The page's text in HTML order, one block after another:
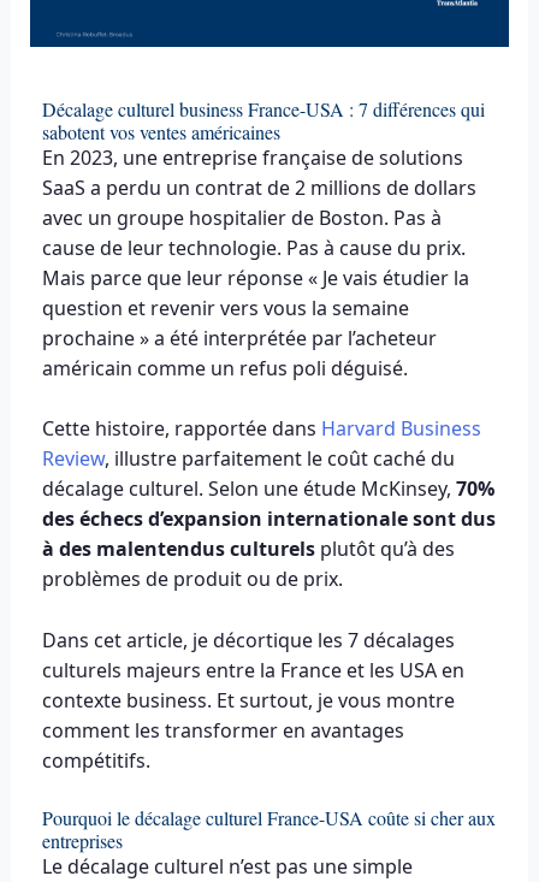
Décalage culturel business France-USA : 7 différences qui
sabotent vos ventes américaines
En 2023, une entreprise française de solutions
SaaS a perdu un contrat de 2 millions de dollars
avec un groupe hospitalier de Boston. Pas à
cause de leur technologie. Pas à cause du prix.
Mais parce que leur réponse « Je vais étudier la
question et revenir vers vous la semaine
prochaine » a été interprétée par l’acheteur
américain comme un refus poli déguisé.
Cette histoire, rapportée dans Harvard Business
Review, illustre parfaitement le coût caché du
décalage culturel. Selon une étude McKinsey, 70%
des échecs d’expansion internationale sont dus
à des malentendus culturelsplutôt qu’à des
problèmes de produit ou de prix.
Dans cet article, je décortique les 7 décalages
culturels majeurs entre la France et les USA en
contexte business. Et surtout, je vous montre
comment les transformer en avantages
compétitifs.
Pourquoi le décalage culturel France-USA coûte si cher aux
entreprises
Le décalage culturel n’est pas une simple